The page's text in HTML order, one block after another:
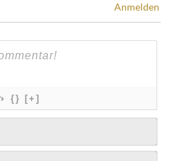
Anmelden
{} [+]